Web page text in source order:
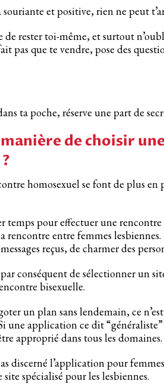
souriante et positive, rien ne peut
de rester toi-même, et surtout
pas que te vendre, pose des
ta poche, réserve une part de
de choisir
homosexuel se font de plus
temps pour effectuer une
rencontre entre femmes
reçus, de charmer des
par conséquent de sélectionner un
bisexuelle.
un plan sans lendemain, ce
une application ce dit
approprié dans tous les domaines.
discerné l’application pour
site spécialisé pour les lesbiennes.